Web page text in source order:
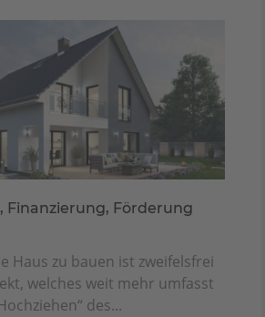
Finanzierung, Förderung
Haus zu bauen ist zweifelsfrei
welches weit mehr umfasst
des...